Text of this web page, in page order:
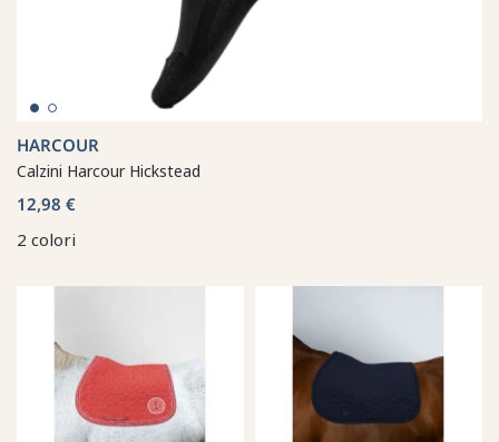
HARCOUR
Calzini Harcour Hickstead
12,98 €
2 colori